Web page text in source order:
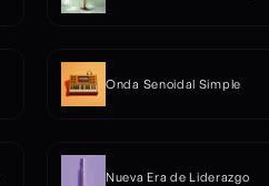
Onda Senoidal Simple
Nueva Era de Liderazgo